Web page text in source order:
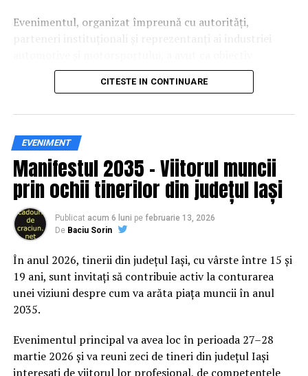
Evenimentul, organizat împreună cu autorități,
parteneri instituționali și reprezentanți ai industriei
principal transformarea prevenției într-o experiență
practică și accesibilă publicului larg.
Siguranța rutieră, adusă mai
aproape de comunitate
Datele privind accidentele rutiere din România continuă
să evidențieze necesitatea unor inițiative de educație și
prevenție. În 2025, peste 3.000 de persoane au fost
rănite grav în accidente rutiere, iar mai mult de 1.300 și-
au pierdut viața pe șoselele din țară.
În acest context, campania „Condu Prudent! Alege
Viața!” își propune să transforme informația teoretică
într-o experiență directă, prin simulări și demonstrații
care îi ajută pe participanți să înțeleagă concret
impactul deciziilor luate în trafic.
CITESTE IN CONTINUARE
EVENIMENT
Manifestul 2035 – Viitorul muncii
prin ochii tinerilor din județul Iași
Publicat acum 6 luni pe februarie 13, 2026
De Baciu Sorin
În anul 2026, tinerii din județul Iași, cu vârste între 15 și
19 ani, sunt invitați să contribuie activ la conturarea
unei viziuni despre cum va arăta piața muncii în anul
2035.
Evenimentul principal va avea loc în perioada 27–28
martie 2026 și va reuni zeci de tineri din județul Iași
interesați de viitorul lor profesional, de competențele